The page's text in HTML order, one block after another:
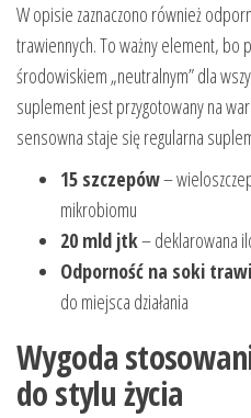
W opisie zaznaczono również
trawiennych. To ważny element,
środowiskiem „neutralnym” dla
suplement jest przygotowany na
sensowna staje się regularna
15 szczepów–
mikrobiomu
20 mld jtk– deklarowana
Odporność na soki
do miejsca działania
Wygoda
do stylu życia